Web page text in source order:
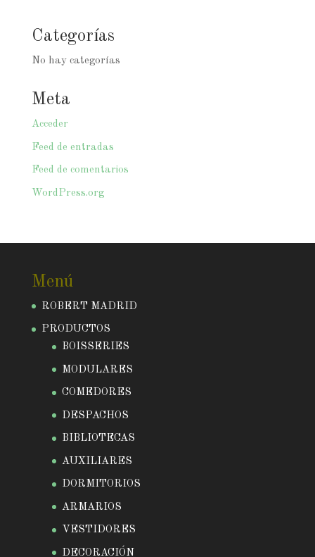
Categorías
No hay categorías
Meta
Acceder
Feed de entradas
Feed de comentarios
WordPress.org
Menú
ROBERT MADRID
PRODUCTOS
BOISSERIES
MODULARES
COMEDORES
DESPACHOS
BIBLIOTECAS
AUXILIARES
DORMITORIOS
ARMARIOS
VESTIDORES
DECORACIÓN